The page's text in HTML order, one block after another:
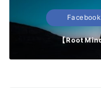
Facebook
【